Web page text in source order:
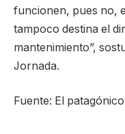
funcionen, pues no,
tampoco destina el
mantenimiento”,
Jornada.
Fuente: El patagónico